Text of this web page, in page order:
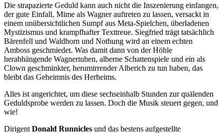
Die strapazierte Geduld kann auch nicht die Inszenierung einfangen,
der gute Einfall, Mime als Wagner auftreten zu lassen, versackt in
einem unübersichtlichen Sumpf aus Meta-Spielchen, überladenen
Mystizismus und krampfhafter Texttreue. Siegfried trägt tatsächlich
Bärenfell und Waldhorn und Nothung wird an einem echten
Amboss geschmiedet. Was damit dann von der Höhle
herabhängende Wagnertuben, alberne Schattenspiele und ein als
Clown geschminkter, herumirrender Alberich zu tun haben, das
bleibt das Geheimnis des Herheims.
Alles ist angerichtet, um diese sechseinhalb Stunden zur quälenden
Geduldsprobe werden zu lassen. Doch die Musik steuert gegen, und
wie!
Dirigent Donald Runnicles und das bestens aufgestellte